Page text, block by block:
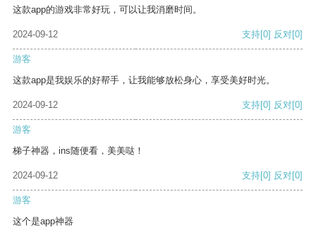
这款app的游戏非常好玩，可以让我消磨时间。
2024-09-12 支持[0] 反对[0]
游客
这款app是我娱乐的好帮手，让我能够放松身心，享受美好时光。
2024-09-12 支持[0] 反对[0]
游客
梯子神器，ins随便看，美美哒！
2024-09-12 支持[0] 反对[0]
游客
这个是app神器